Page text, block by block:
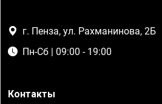
г. Пенза, ул. Рахманинова, 2Б
Пн-Сб | 09:00 - 19:00
Контакты